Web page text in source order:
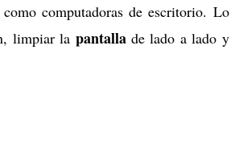
computadoras de escritorio. Lo
limpiar la pantallade lado a lado y